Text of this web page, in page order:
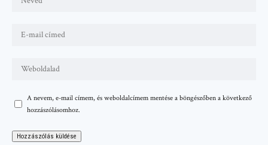
A nevem, e-mail címem, és weboldalcímem mentése a böngészőben a következő
hozzászólásomhoz.